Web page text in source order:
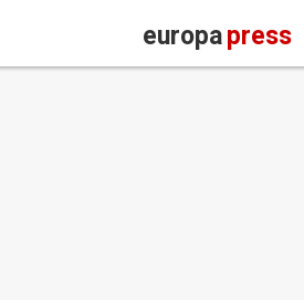
europapress